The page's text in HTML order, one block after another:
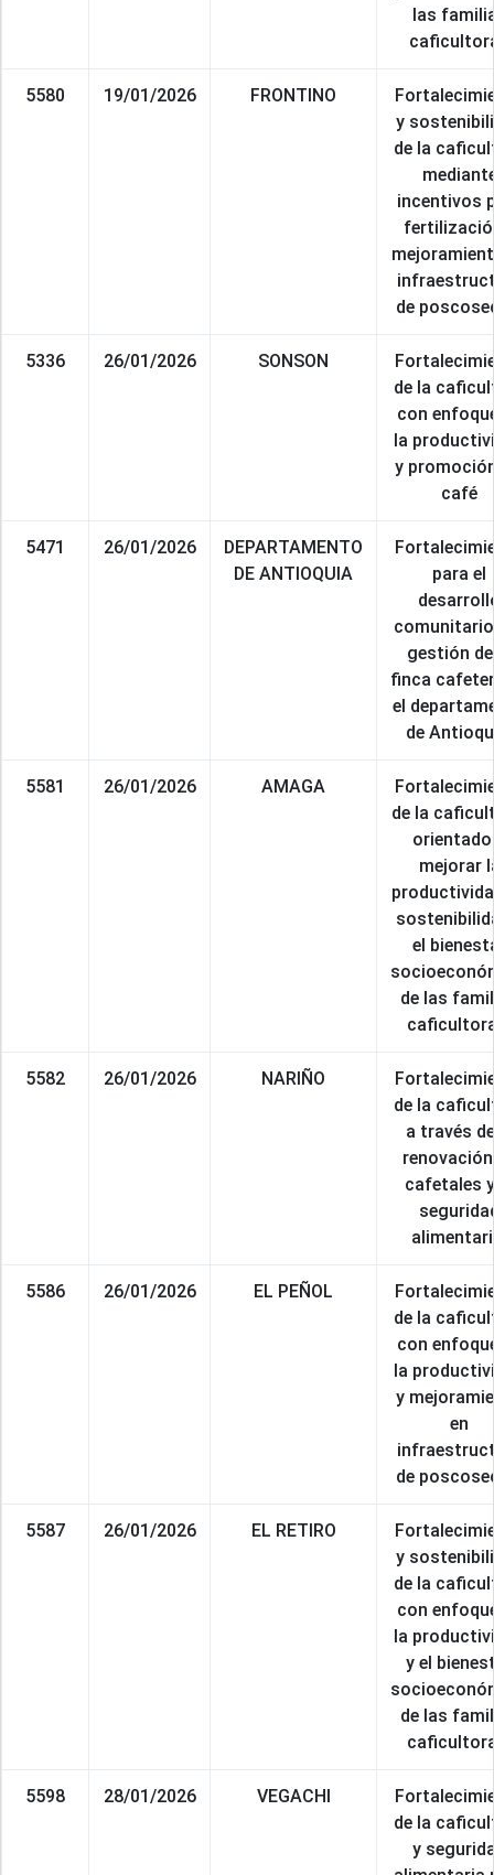
las
5580 19/01/2026 FRONTINO
y
de la
incentivos
de
5336 26/01/2026 SONSON
de la
con
la
y
café
5471 26/01/2026
DEPARTAMENTO
DE ANTIOQUIA
para el
gestión
finca
el
de
5581 26/01/2026 AMAGA
de la
mejorar
el
de las
5582 26/01/2026 NARIÑO
de la
a través
cafetales
5586 26/01/2026 EL PEÑOL
de la
con
la
y
en
de
5587 26/01/2026 EL RETIRO
y
de la
con
la
y el
de las
5598 28/01/2026 VEGACHI
de la
y